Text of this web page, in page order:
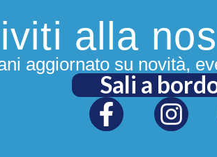
alla
aggiornato su novità,
Sali a